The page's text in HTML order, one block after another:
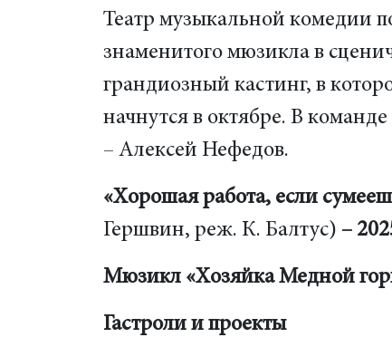
Театр музыкальной комедии
знаменитого мюзикла в
грандиозный кастинг, в
начнутся в октябре. В
– Алексей Нефедов.
«Хорошая работа, если
Гершвин, реж. К. Балтус) –
Мюзикл «Хозяйка Медной
Гастроли и проекты